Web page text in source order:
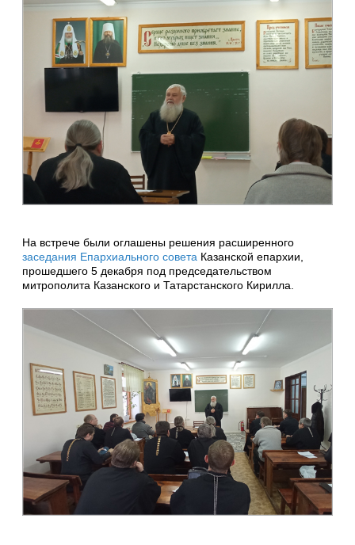
На встрече были оглашены решения расширенного
заседания Епархиального совета Казанской епархии,
прошедшего 5 декабря под председательством
митрополита Казанского и Татарстанского Кирилла.